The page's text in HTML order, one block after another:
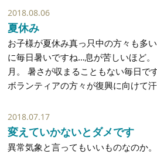
2018.08.06
夏休み
お子様が夏休み真っ只中の方々も多
に毎日暑いですね…息が苦しいほど
月。 暑さが収まることもない毎日で
ボランティアの方々が復興に向けて
2018.07.17
変えていかないとダメです
異常気象と言ってもいいものなのか